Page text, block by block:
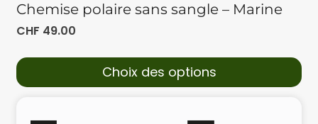
Chemise polaire sans sangle – Marine
CHF 49.00
Choix des options